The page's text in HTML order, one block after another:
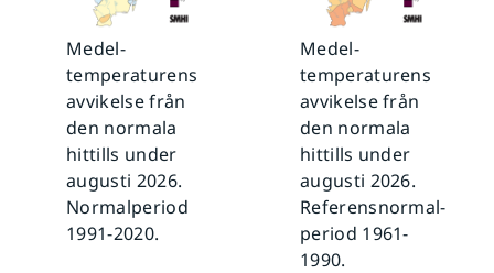
Medel­
temperaturens
avvikelse från
den normala
hittills under
augusti 2026.
Normalperiod
1991-2020.
Medel­
temperaturens
avvikelse från
den normala
hittills under
augusti 2026.
Referensnormal­
period 1961-
1990.